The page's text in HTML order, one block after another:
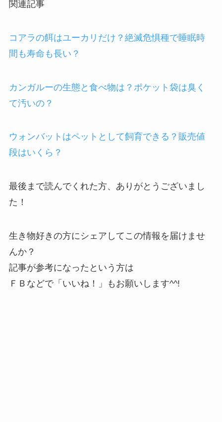
関連記事
コアラの餌はユーカリだけ？絶滅危惧種で睡眠時
間も寿命も長い？
カンガルーの生態と食べ物は？ポケット袋は臭く
て汚いの？
ウォンバットはペットとして飼育できる？販売値
段はいくら？
最後まで読んでくれた方、ありがとうございまし
た！
生き物好きの方にシェアしてこの情報を届けませ
んか？
記事が参考になったという方は
ＦＢなどで「 いいね！ 」もお願いします^^!